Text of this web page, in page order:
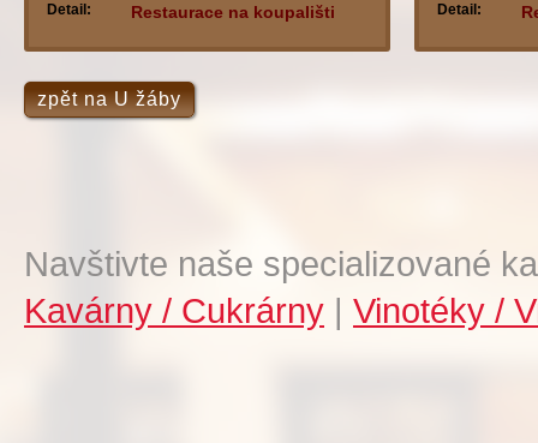
Detail:
Restaurace na koupališti
Detail:
zpět na U žáby
Navštivte naše specializované
Kavárny / Cukrárny | Vinotéky /